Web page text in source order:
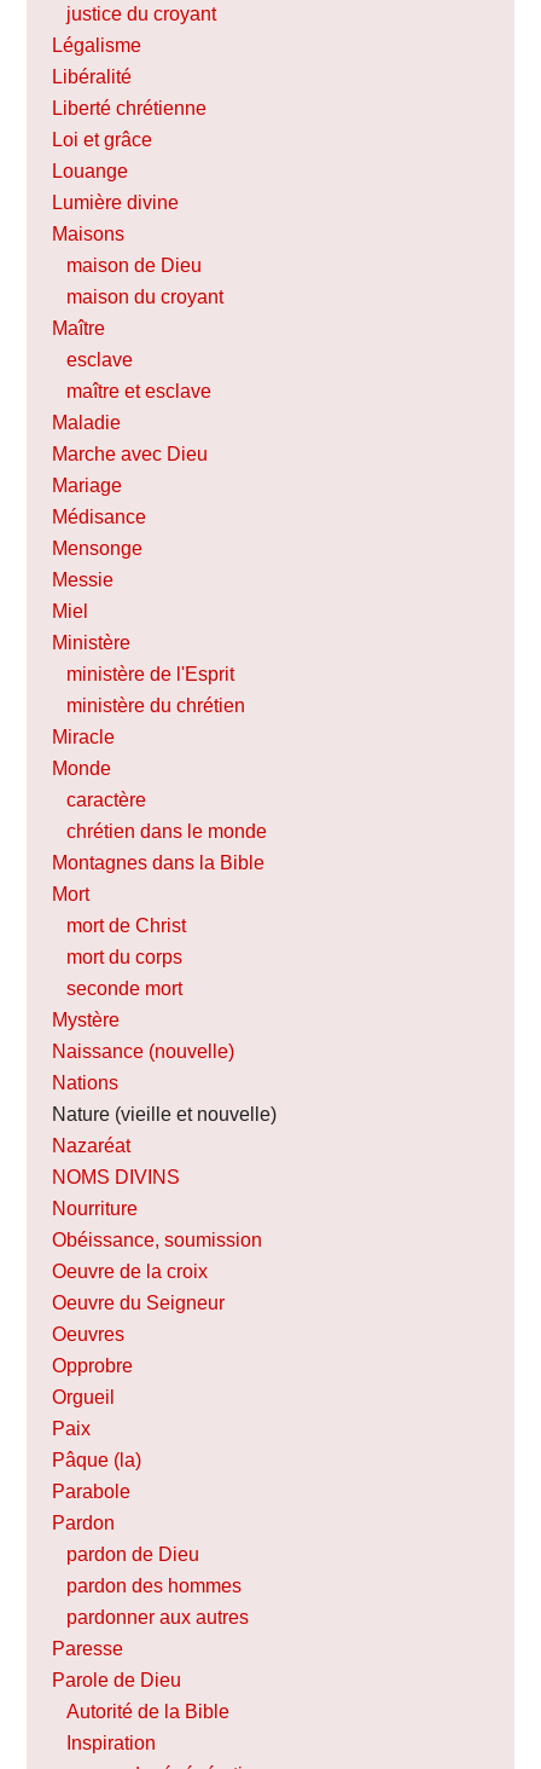
justice du croyant
Légalisme
Libéralité
Liberté chrétienne
Loi et grâce
Louange
Lumière divine
Maisons
maison de Dieu
maison du croyant
Maître
esclave
maître et esclave
Maladie
Marche avec Dieu
Mariage
Médisance
Mensonge
Messie
Miel
Ministère
ministère de l'Esprit
ministère du chrétien
Miracle
Monde
caractère
chrétien dans le monde
Montagnes dans la Bible
Mort
mort de Christ
mort du corps
seconde mort
Mystère
Naissance (nouvelle)
Nations
Nature (vieille et nouvelle)
Nazaréat
NOMS DIVINS
Nourriture
Obéissance, soumission
Oeuvre de la croix
Oeuvre du Seigneur
Oeuvres
Opprobre
Orgueil
Paix
Pâque (la)
Parabole
Pardon
pardon de Dieu
pardon des hommes
pardonner aux autres
Paresse
Parole de Dieu
Autorité de la Bible
Inspiration